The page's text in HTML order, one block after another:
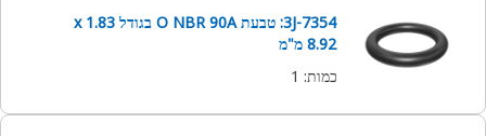
3J-7354: טבעת O NBR 90A בגודל 1.83 x
8.92 מ"מ
כמות:
1